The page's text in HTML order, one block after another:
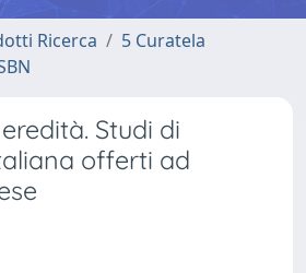
Ricerca
5 Curatela
Studi di
offerti ad